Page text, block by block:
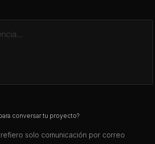
conversar tu proyecto?
solo comunicación por correo